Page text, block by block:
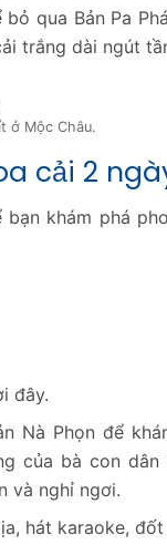
bỏ qua Bản Pa
trắng dài ngút
ở Mộc Châu.
cải 2
khám phá
đây.
Nà Phọn để
của bà con
và nghỉ ngơi.
hát karaoke,